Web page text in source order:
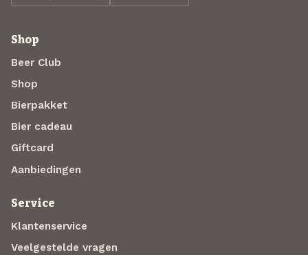
Shop
Beer Club
Shop
Bierpakket
Bier cadeau
Giftcard
Aanbiedingen
Service
Klantenservice
Veelgestelde vragen